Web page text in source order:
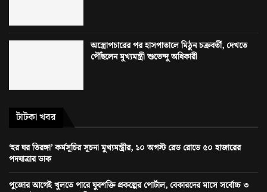
অস্ত্রোপচারের পর হাসপাতালে মিঠুন চক্রবর্তী, দেখতে
পৌঁছলেন মুখ্যমন্ত্রী শুভেন্দু অধিকারী
টাটকা খবর
‘হর ঘর তিরঙ্গা’ কর্মসূচির সূচনা মুখ্যমন্ত্রীর, ১০ অগস্ট রেড রোডে ৫০ হাজারের
পদযাত্রার ডাক
পুজোর আগেই খুলতে পারে যুবশক্তি প্রকল্পের পোর্টাল, বেকারদের মাসে সর্বোচ্চ ৩